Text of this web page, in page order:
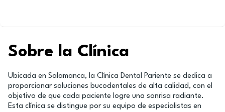
Sobre la Clínica
Ubicada en Salamanca, la Clínica Dental Pariente se dedica a
proporcionar soluciones bucodentales de alta calidad, con el
objetivo de que cada paciente logre una sonrisa radiante.
Esta clínica se distingue por su equipo de especialistas en